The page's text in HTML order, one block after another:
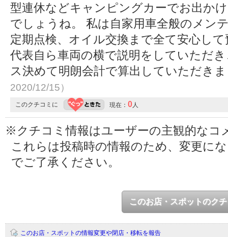
型連休などキャンピングカーでお出か
でしょうね。 私は自家用車全般のメン
定期点検、オイル交換まで全て安心し
代表自ら車両の横で説明をしていただ
ス決めて明朗会計で算出していただき
2020/12/15）
このクチコミに 現在： 0 人
※クチコミ情報はユーザーの主観的なコ
これらは投稿時の情報のため、変更に
でご了承ください。
このお店・スポットのク
このお店・スポットの情報変更や閉店・移転を報告